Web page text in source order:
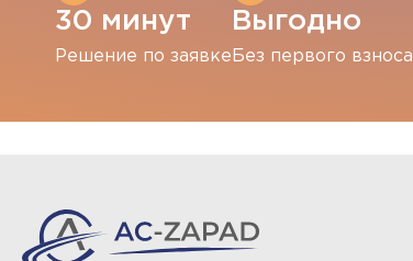
30 минут
Решение по заявке
Выгодно
Без первого взноса